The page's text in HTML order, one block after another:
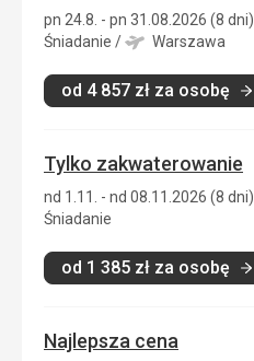
pn 24.8. - pn 31.08.2026 (8 dni)
Śniadanie / Warszawa
od 4 857 zł za osobę
Tylko zakwaterowanie
nd 1.11. - nd 08.11.2026 (8 dni)
Śniadanie
od 1 385 zł za osobę
Najlepsza cena